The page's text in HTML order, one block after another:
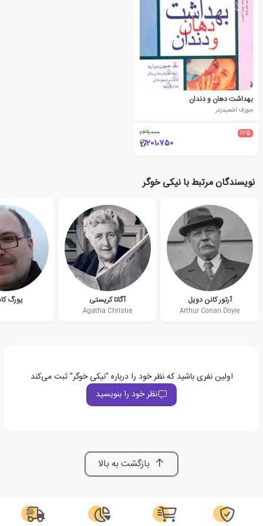
بهداشت دهان و دندان
جوزف اشمیدزدر
٪25 269،000
201،750
نویسندگان مرتبط با نیکی خوگر
آرتور کانن دویل
Arthur Conan Doyle
آگاتا کریستی
Agatha Christie
یورگ
اولین نفری باشید که نظر خود را درباره "نیکی خوگر" ثبت می‌کند
نظر خود را بنویسید
بازگشت به بالا